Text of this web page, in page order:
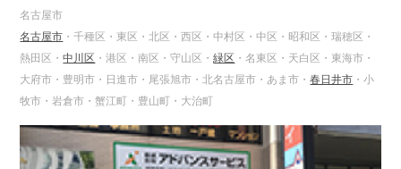
名古屋市
名古屋市 ・千種区・東区・北区・西区・中村区・中区・昭和区・瑞穂区・
熱田区・中川区 ・港区・南区・守山区・緑区 ・名東区・天白区・東海市・
大府市・豊明市・日進市・尾張旭市・北名古屋市・あま市・春日井市 ・小
牧市・岩倉市・蟹江町・豊山町・大治町